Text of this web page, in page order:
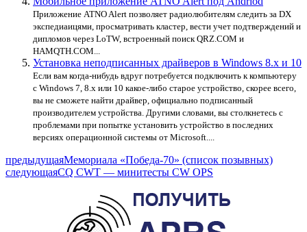
Приложение ATNO Alert позволяет радиолюбителям следить за DX
экспедиаицями, просматривать кластер, вести учет подтверждений и
дипломов через LoTW, встроенный поиск QRZ.COM и
HAMQTH.COM...
Установка неподписанных драйверов в Windows 8.x и 10
Если вам когда-нибудь вдруг потребуется подключить к компьютеру
с Windows 7, 8.x или 10 какое-либо старое устройство, скорее всего,
вы не сможете найти драйвер, официально подписанный
производителем устройства. Другими словами, вы столкнетесь с
проблемами при попытке установить устройство в последних
версиях операционной системы от Microsoft....
предыдущаяМемориала «Победа-70» (список позывных)
следующаяCQ CWT — минитесты CW OPS